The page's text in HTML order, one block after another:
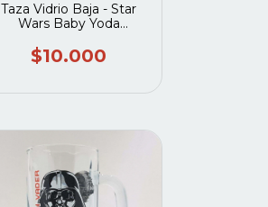
Taza Vidrio Baja - Star
Wars Baby Yoda
$10.000